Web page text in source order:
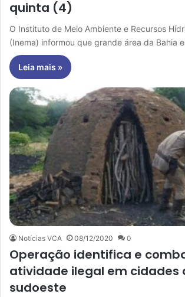
quinta (4)
O Instituto de Meio Ambiente e Recursos
(Inema) informou que grande área da Bahia
Leia mais »
Notícias VCA 08/12/2020 0
Operação identifica e
atividade ilegal em cidades
sudoeste